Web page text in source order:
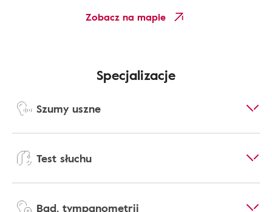
Zobacz na mapie
Specjalizacje
Szumy uszne
Test słuchu
Bad. tympanometrii